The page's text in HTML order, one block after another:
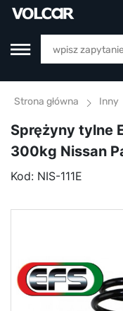
Strona główna Inny
Sprężyny tylne
300kg Nissan
Kod: NIS-111E